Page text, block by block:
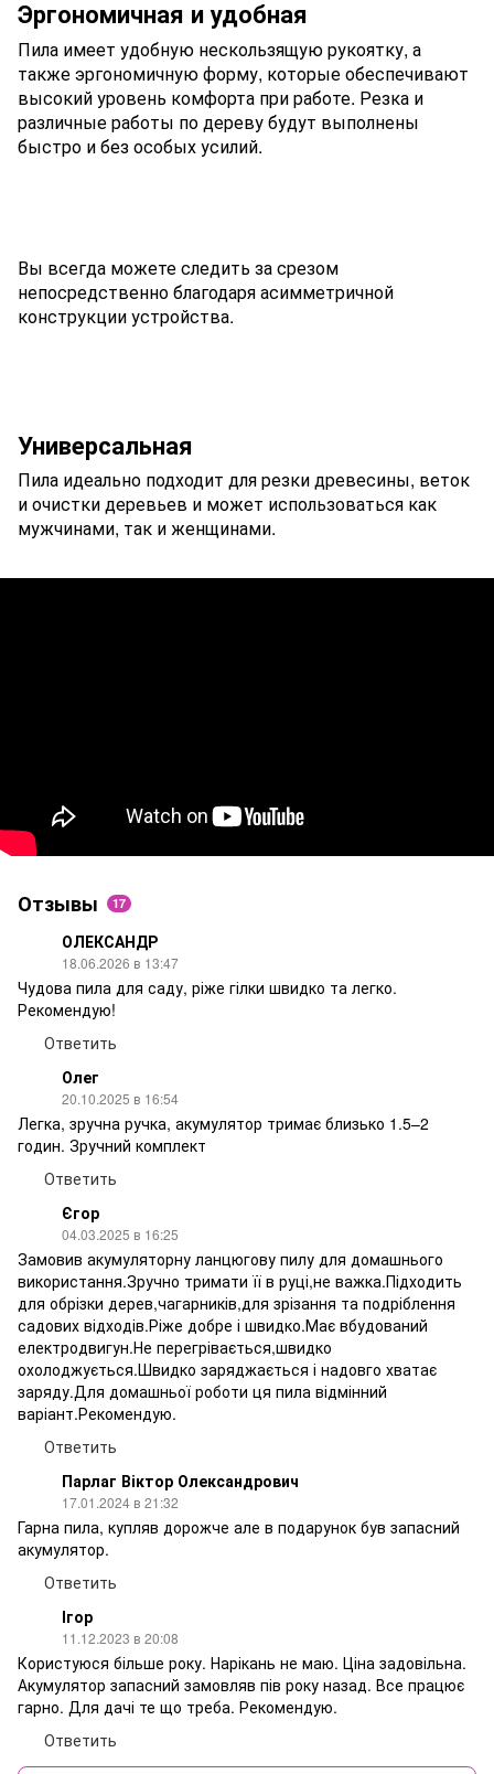
Эргономичная и удобная
Пила имеет удобную нескользящую рукоятку, а
также эргономичную форму, которые обеспечивают
высокий уровень комфорта при работе. Резка и
различные работы по дереву будут выполнены
быстро и без особых усилий.
Вы всегда можете следить за срезом
непосредственно благодаря асимметричной
конструкции устройства.
Универсальная
Пила идеально подходит для резки древесины, веток
и очистки деревьев и может использоваться как
мужчинами, так и женщинами.
Отзывы 17
ОЛЕКСАНДР
18.06.2026 в 13:47
Чудова пила для саду, ріже гілки швидко та легко.
Рекомендую!
Ответить
Олег
20.10.2025 в 16:54
Легка, зручна ручка, акумулятор тримає близько 1.5–2
годин. Зручний комплект
Ответить
Єгор
04.03.2025 в 16:25
Замовив акумуляторну ланцюгову пилу для домашнього
використання.Зручно тримати її в руці,не важка.Підходить
для обрізки дерев,чагарників,для зрізання та подріблення
садових відходів.Ріже добре і швидко.Має вбудований
електродвигун.Не перегрівається,швидко
охолоджується.Швидко заряджається і надовго хватає
заряду.Для домашньої роботи ця пила відмінний
варіант.Рекомендую.
Ответить
Парлаг Віктор Олександрович
17.01.2024 в 21:32
Гарна пила, купляв дорожче але в подарунок був запасний
акумулятор.
Ответить
Ігор
11.12.2023 в 20:08
Користуюся більше року. Нарікань не маю. Ціна задовільна.
Акумулятор запасний замовляв пів року назад. Все працює
гарно. Для дачі те що треба. Рекомендую.
Ответить